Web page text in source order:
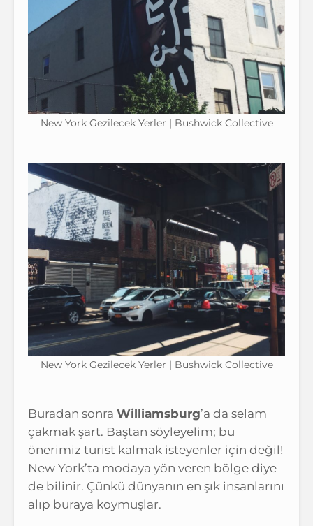
New York Gezilecek Yerler | Bushwick Collective
New York Gezilecek Yerler | Bushwick Collective
Buradan sonra Williamsburg’a da selam
çakmak şart. Baştan söyleyelim; bu
önerimiz turist kalmak isteyenler için değil!
New York’ta modaya yön veren bölge diye
de bilinir. Çünkü dünyanın en şık insanlarını
alıp buraya koymuşlar.